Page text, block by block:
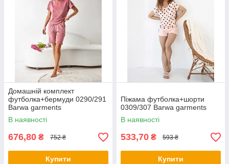
Домашній комплект
футболка+бермуди 0290/291
Barwa garments
В наявності
676,80 ₴ 752 ₴
Купити
Піжама футболка+шорти
0309/307 Barwa garments
В наявності
533,70 ₴ 593 ₴
Купити